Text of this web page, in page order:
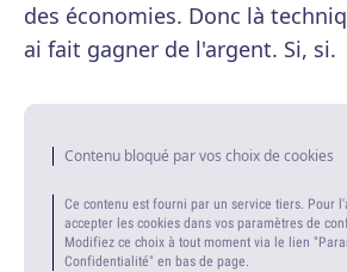
des économies. Donc là
ai fait gagner de l'argent. Si, si.
Contenu bloqué par vos choix de cookies
Ce contenu est fourni par un service tiers. Pour
accepter les cookies dans vos paramètres de
Modifiez ce choix à tout moment via le lien
Confidentialité" en bas de page.